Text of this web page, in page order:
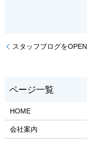
スタッフブログを
HOME
会社案内